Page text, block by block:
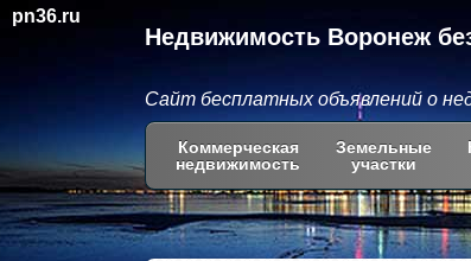
pn36.ru
Недвижимость Воронеж
Сайт бесплатных объявлений о
Коммерческая
недвижимость
Земельные
участки